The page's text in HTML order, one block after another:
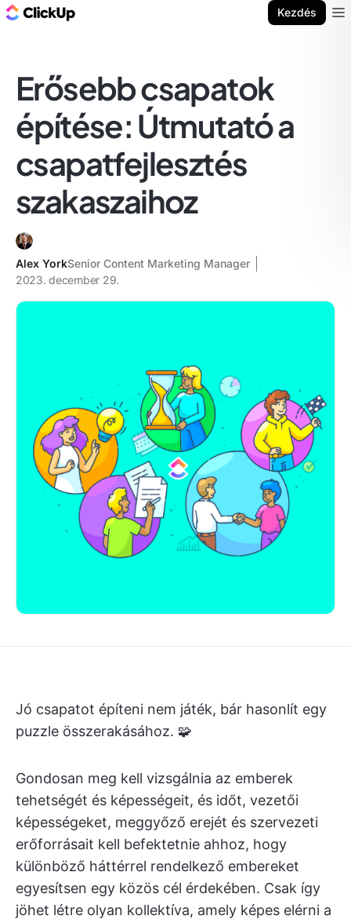
Kezdés
Erősebb csapatok
építése: Útmutató a
csapatfejlesztés
szakaszaihoz
Alex YorkSenior Content Marketing Manager
2023. december 29.
Jó csapatot építeni nem játék, bár hasonlít egy
puzzle összerakásához. 🧩
Gondosan meg kell vizsgálnia az emberek
tehetségét és képességeit, és időt, vezetői
képességeket, meggyőző erejét és szervezeti
erőforrásait kell befektetnie ahhoz, hogy
különböző háttérrel rendelkező embereket
egyesítsen egy közös cél érdekében. Csak így
jöhet létre olyan kollektíva, amely képes elérni a